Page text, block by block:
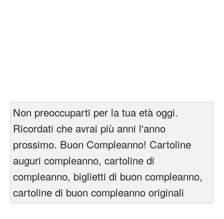
Non preoccuparti per la tua età oggi.
Ricordati che avrai più anni l'anno
prossimo. Buon Compleanno! Cartoline
auguri compleanno, cartoline di
compleanno, biglietti di buon compleanno,
cartoline di buon compleanno originali